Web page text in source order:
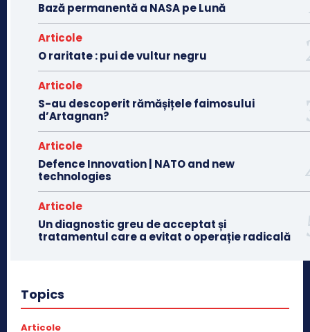
Bază permanentă a NASA pe Lună
Articole
O raritate : pui de vultur negru
Articole
S-au descoperit rămășițele faimosului
d’Artagnan?
Articole
Defence Innovation | NATO and new
technologies
Articole
Un diagnostic greu de acceptat și
tratamentul care a evitat o operație radicală
Topics
Articole